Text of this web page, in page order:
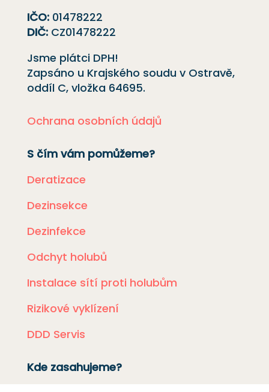
IČO: 01478222
DIČ: CZ01478222
Jsme plátci DPH!
Zapsáno u Krajského soudu v Ostravě,
oddíl C, vložka 64695.
Ochrana osobních údajů
S čím vám pomůžeme?
Deratizace
Dezinsekce
Dezinfekce
Odchyt holubů
Instalace sítí proti holubům
Rizikové vyklízení
DDD Servis
Kde zasahujeme?